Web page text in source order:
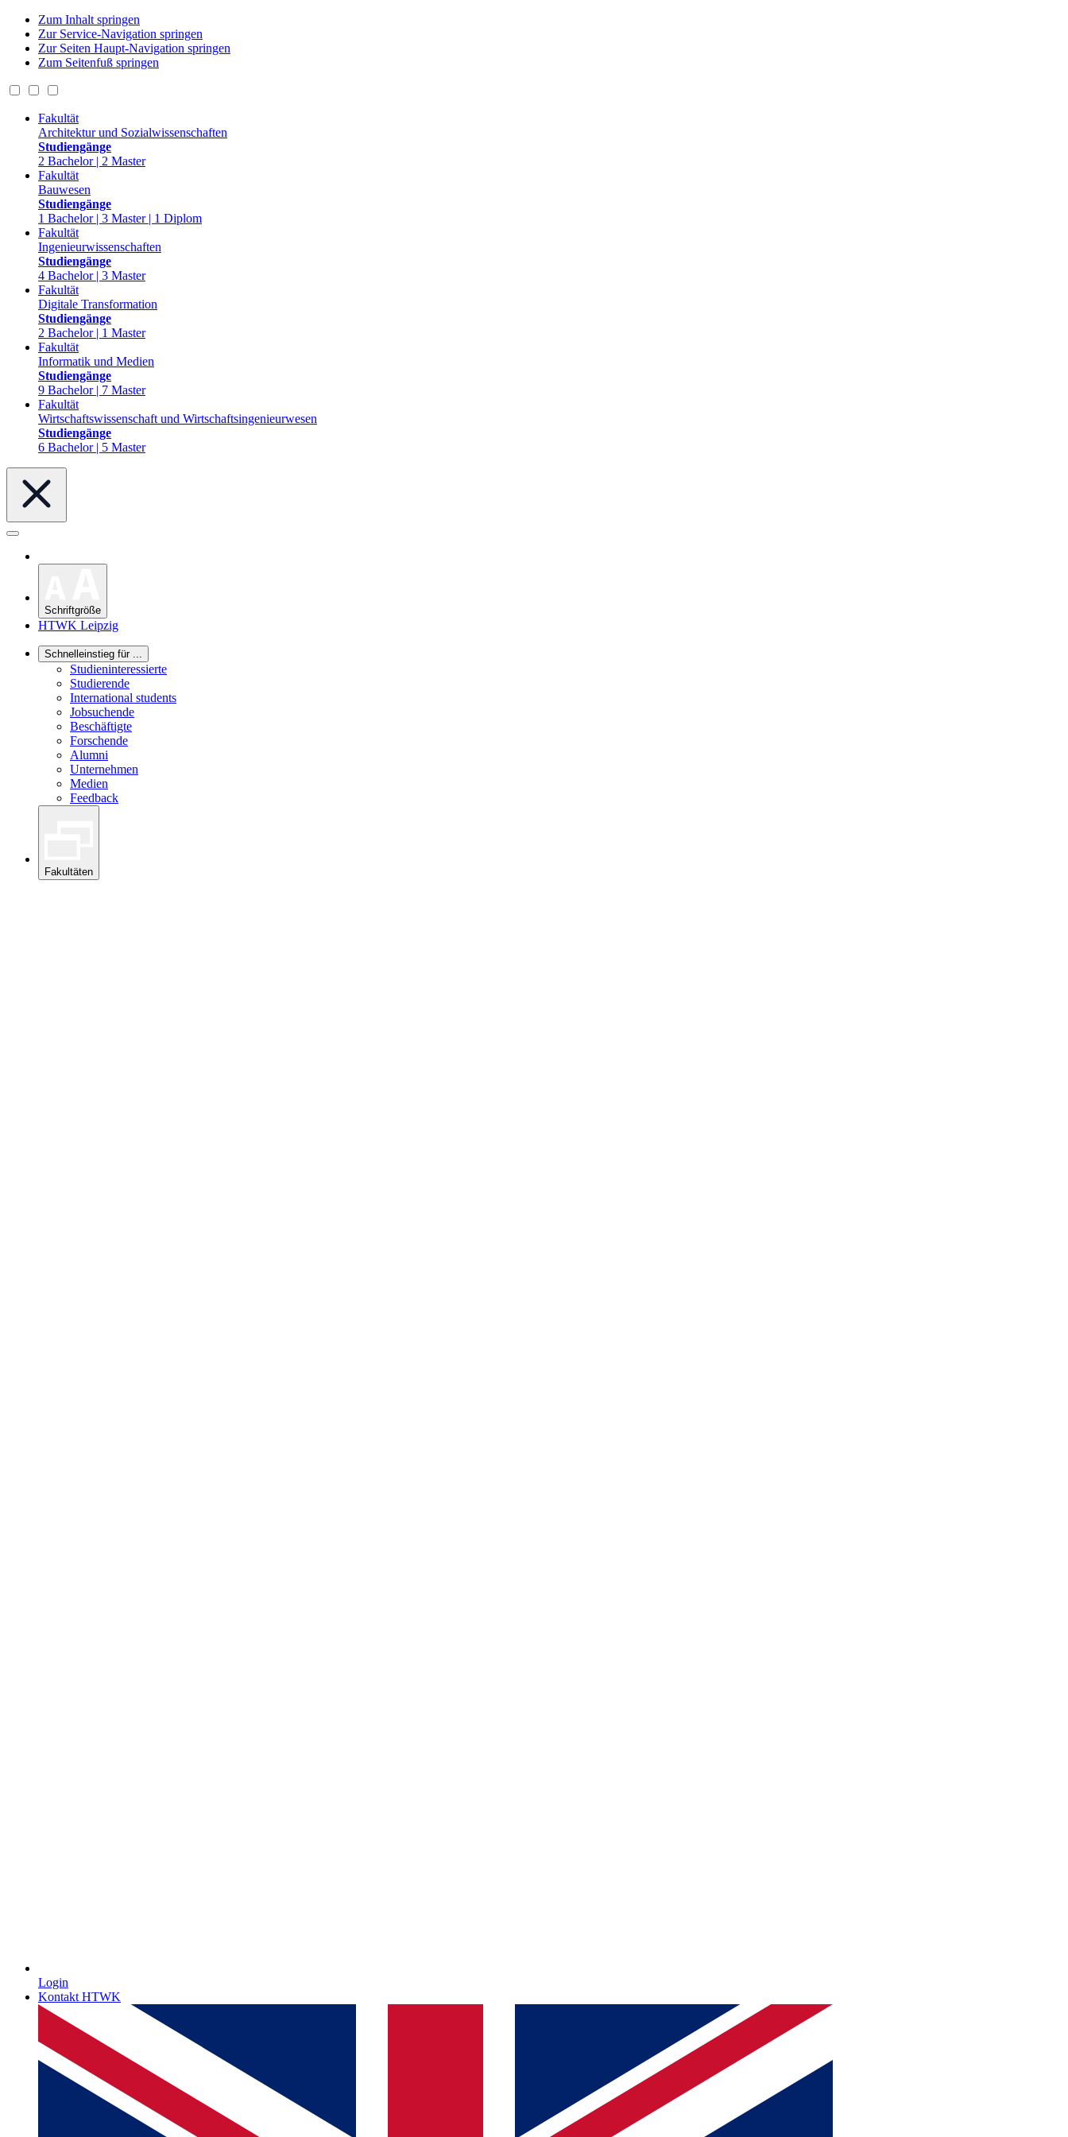
Zum Inhalt springen
Zur Service-Navigation springen
Zur Seiten Haupt-Navigation springen
Zum Seitenfuß springen
Fakultät
Architektur und Sozialwissenschaften
Studiengänge
2 Bachelor | 2 Master
Fakultät
Bauwesen
Studiengänge
1 Bachelor | 3 Master | 1 Diplom
Fakultät
Ingenieurwissenschaften
Studiengänge
4 Bachelor | 3 Master
Fakultät
Digitale Transformation
Studiengänge
2 Bachelor | 1 Master
Fakultät
Informatik und Medien
Studiengänge
9 Bachelor | 7 Master
Fakultät
Wirtschaftswissenschaft und Wirtschaftsingenieurwesen
Studiengänge
6 Bachelor | 5 Master
Schriftgröße
HTWK Leipzig
Schnelleinstieg für ...
Studieninteressierte
Studierende
International students
Jobsuchende
Beschäftigte
Forschende
Alumni
Unternehmen
Medien
Feedback
Fakultäten
Login
Kontakt HTWK